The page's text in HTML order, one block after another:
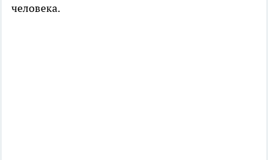
человека.